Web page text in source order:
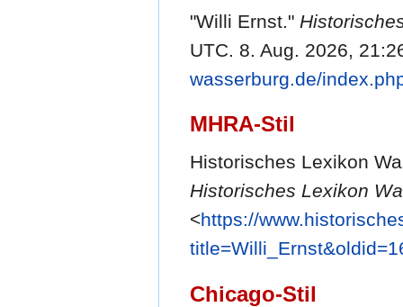
"Willi Ernst."
UTC. 8. Aug. 2026,
wasserburg.de/
MHRA-Stil
Historisches Lexikon
Historisches Lexikon
<https://
Chicago-Stil